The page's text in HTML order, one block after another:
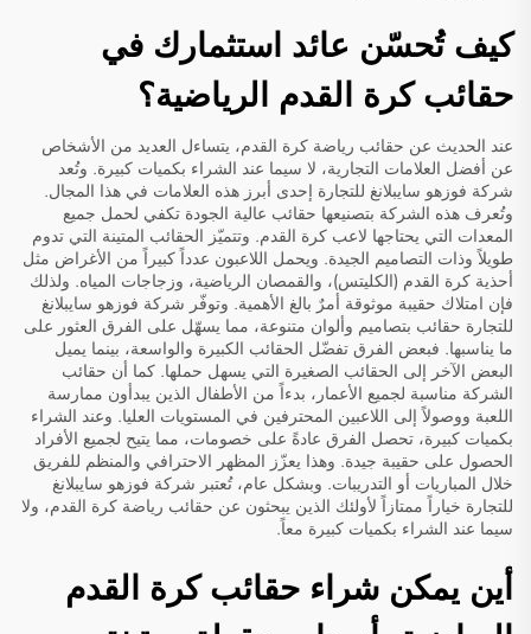
كيف تُحسّن عائد استثمارك في
حقائب كرة القدم الرياضية؟
عند الحديث عن حقائب رياضة كرة القدم، يتساءل العديد من الأشخاص
عن أفضل العلامات التجارية، لا سيما عند الشراء بكميات كبيرة. وتُعد
شركة فوزهو سايبلانغ للتجارة إحدى أبرز هذه العلامات في هذا المجال.
وتُعرف هذه الشركة بتصنيعها حقائب عالية الجودة تكفي لحمل جميع
المعدات التي يحتاجها لاعب كرة القدم. وتتميّز الحقائب المتينة التي تدوم
طويلاً وذات التصاميم الجيدة. ويحمل اللاعبون عدداً كبيراً من الأغراض مثل
أحذية كرة القدم (الكليتس)، والقمصان الرياضية، وزجاجات المياه. ولذلك
فإن امتلاك حقيبة موثوقة أمرٌ بالغ الأهمية. وتوفّر شركة فوزهو سايبلانغ
للتجارة حقائب بتصاميم وألوان متنوعة، مما يسهّل على الفرق العثور على
ما يناسبها. فبعض الفرق تفضّل الحقائب الكبيرة والواسعة، بينما يميل
البعض الآخر إلى الحقائب الصغيرة التي يسهل حملها. كما أن حقائب
الشركة مناسبة لجميع الأعمار، بدءاً من الأطفال الذين يبدأون ممارسة
اللعبة ووصولاً إلى اللاعبين المحترفين في المستويات العليا. وعند الشراء
بكميات كبيرة، تحصل الفرق عادةً على خصومات، مما يتيح لجميع الأفراد
الحصول على حقيبة جيدة. وهذا يعزّز المظهر الاحترافي والمنظم للفريق
خلال المباريات أو التدريبات. وبشكل عام، تُعتبر شركة فوزهو سايبلانغ
للتجارة خياراً ممتازاً لأولئك الذين يبحثون عن حقائب رياضة كرة القدم، ولا
سيما عند الشراء بكميات كبيرة معاً.
أين يمكن شراء حقائب كرة القدم